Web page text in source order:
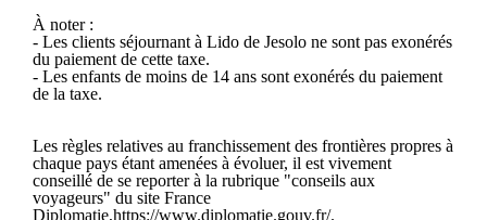
À noter :
- Les clients séjournant à Lido de Jesolo ne sont pas exonérés
du paiement de cette taxe.
- Les enfants de moins de 14 ans sont exonérés du paiement
de la taxe.
Les règles relatives au franchissement des frontières propres à
chaque pays étant amenées à évoluer, il est vivement
conseillé de se reporter à la rubrique "conseils aux
voyageurs" du site France
Diplomatie,https://www.diplomatie.gouv.fr/.